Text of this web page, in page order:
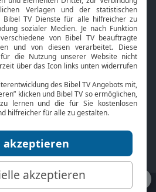
Bibelthek Online-Bibel
Nächster Gottesdienst
Service
Kontakt
TV-Empfang
Impressum Datenschutz